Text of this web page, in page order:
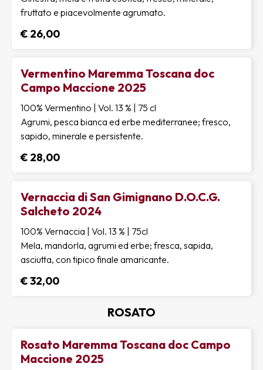
fruttato e piacevolmente agrumato.
€ 26,00
Vermentino Maremma Toscana doc
Campo Maccione 2025
100% Vermentino | Vol. 13 % | 75 cl
Agrumi, pesca bianca ed erbe mediterranee; fresco,
sapido, minerale e persistente.
€ 28,00
Vernaccia di San Gimignano D.O.C.G.
Salcheto 2024
100% Vernaccia | Vol. 13 % | 75cl
Mela, mandorla, agrumi ed erbe; fresca, sapida,
asciutta, con tipico finale amaricante.
€ 32,00
ROSATO
Rosato Maremma Toscana doc Campo
Maccione 2025